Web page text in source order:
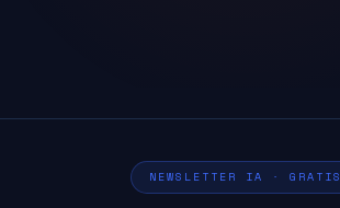
NEWSLETTER IA · GRATIS